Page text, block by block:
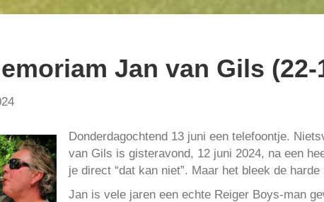
Jan van Gils (22-
Donderdagochtend 13 juni een telefoontje.
van Gils is gisteravond, 12 juni 2024, na een
je direct “dat kan niet”. Maar het bleek de
Jan is vele jaren een echte Reiger Boys-man